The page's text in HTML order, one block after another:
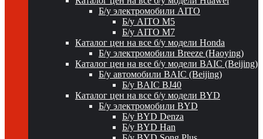
Б/у электромобили AITO
Б/у AITO M5
Б/у AITO M7
Каталог цен на все б/у модели Honda
Б/у электромобили Breeze (Haoying)
Каталог цен на все б/у модели BAIC (Beijing)
Б/у автомобили BAIC (Beijing)
Б/у BAIC BJ40
Каталог цен на все б/у модели BYD
Б/у электромобили BYD
Б/у BYD Denza
Б/у BYD Han